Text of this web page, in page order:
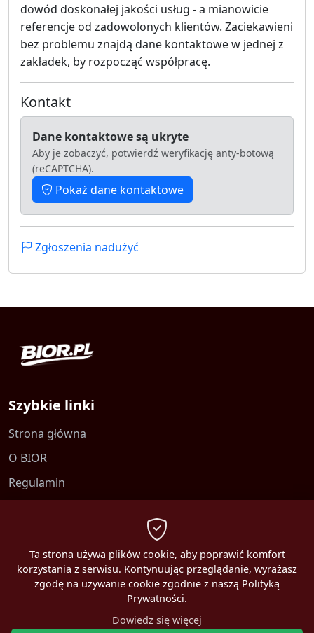
dowód doskonałej jakości usług - a mianowicie
referencje od zadowolonych klientów. Zaciekawieni
bez problemu znajdą dane kontaktowe w jednej z
zakładek, by rozpocząć współpracę.
Kontakt
Dane kontaktowe są ukryte
Aby je zobaczyć, potwierdź weryfikację anty-botową
(reCAPTCHA).
Pokaż dane kontaktowe
Zgłoszenia nadużyć
Szybkie linki
Strona główna
O BIOR
Regulamin
Ta strona używa plików cookie, aby poprawić komfort
korzystania z serwisu. Kontynuując przeglądanie, wyrażasz
zgodę na używanie cookie zgodnie z naszą Polityką
Prywatności.
Dowiedz się więcej